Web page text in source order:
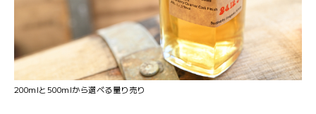
200mlと500mlから選べる量り売り